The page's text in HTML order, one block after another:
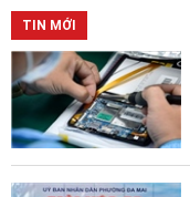
TIN MỚI